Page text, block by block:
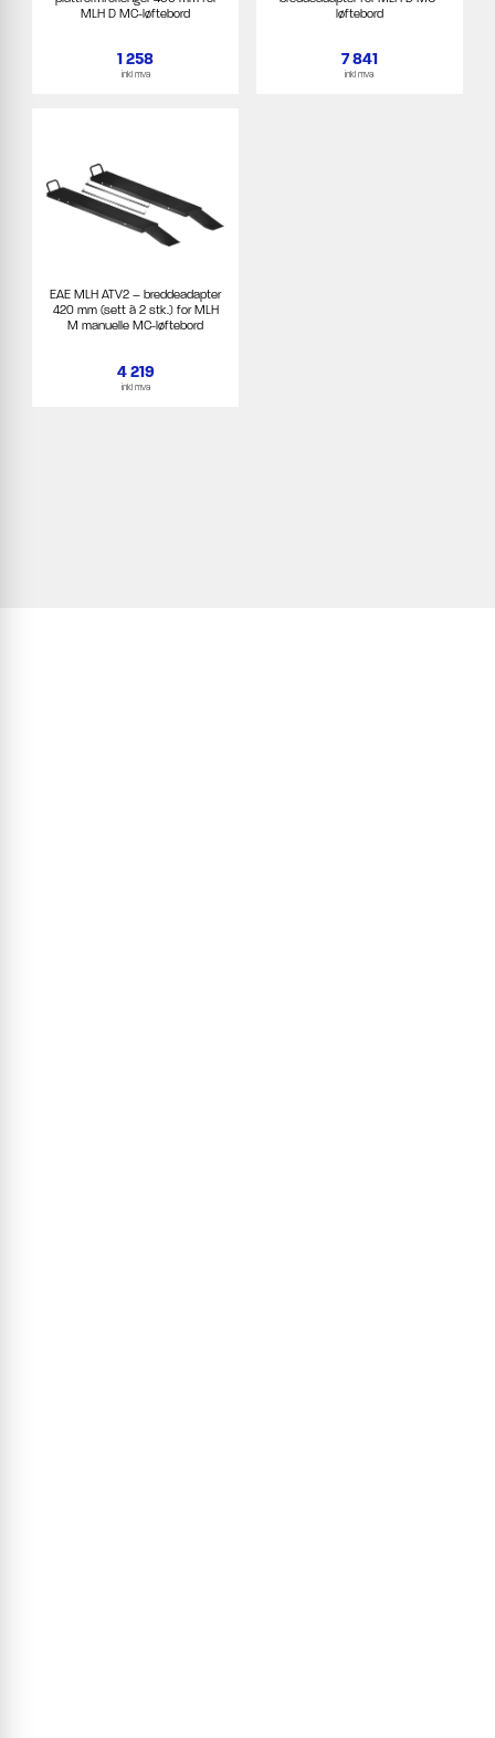
MLH D MC-løftebord
1 258
inkl mva
løftebord
7 841
inkl mva
EAE MLH ATV2 – breddeadapter
420 mm (sett à 2 stk.) for MLH
M manuelle MC-løftebord
4 219
inkl mva